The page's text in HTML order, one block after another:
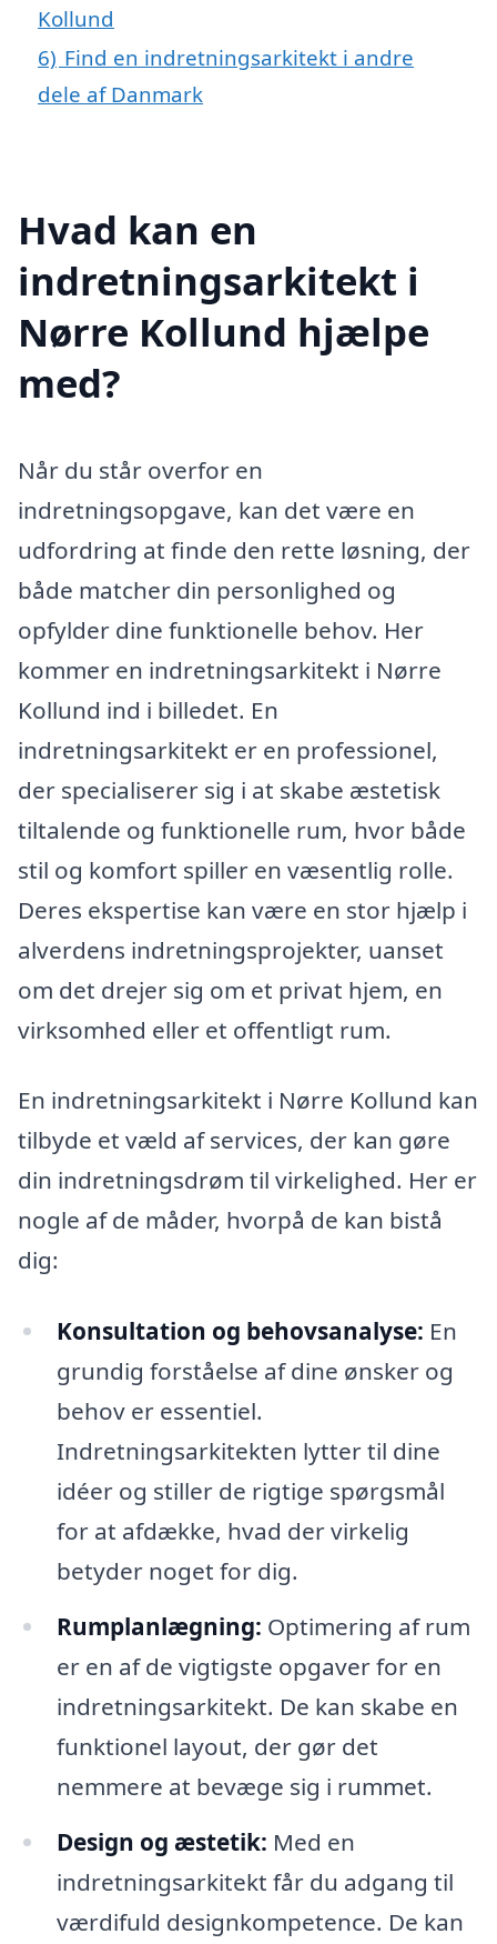
Kollund
6) Find en indretningsarkitekt i andre
dele af Danmark
Hvad kan en
indretningsarkitekt i
Nørre Kollund hjælpe
med?
Når du står overfor en
indretningsopgave, kan det være en
udfordring at finde den rette løsning, der
både matcher din personlighed og
opfylder dine funktionelle behov. Her
kommer en indretningsarkitekt i Nørre
Kollund ind i billedet. En
indretningsarkitekt er en professionel,
der specialiserer sig i at skabe æstetisk
tiltalende og funktionelle rum, hvor både
stil og komfort spiller en væsentlig rolle.
Deres ekspertise kan være en stor hjælp i
alverdens indretningsprojekter, uanset
om det drejer sig om et privat hjem, en
virksomhed eller et offentligt rum.
En indretningsarkitekt i Nørre Kollund kan
tilbyde et væld af services, der kan gøre
din indretningsdrøm til virkelighed. Her er
nogle af de måder, hvorpå de kan bistå
dig:
Konsultation og behovsanalyse: En
grundig forståelse af dine ønsker og
behov er essentiel.
Indretningsarkitekten lytter til dine
idéer og stiller de rigtige spørgsmål
for at afdække, hvad der virkelig
betyder noget for dig.
Rumplanlægning: Optimering af rum
er en af de vigtigste opgaver for en
indretningsarkitekt. De kan skabe en
funktionel layout, der gør det
nemmere at bevæge sig i rummet.
Design og æstetik: Med en
indretningsarkitekt får du adgang til
værdifuld designkompetence. De kan